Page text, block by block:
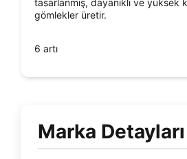
gömlekler üretir.
6 artı
Marka Detayları